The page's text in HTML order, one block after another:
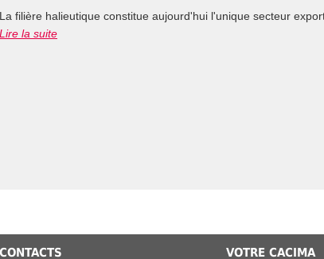
La filière halieutique constitue aujourd'hui l'unique secteur
Lire la suite
CONTACTS VOTRE CACIMA